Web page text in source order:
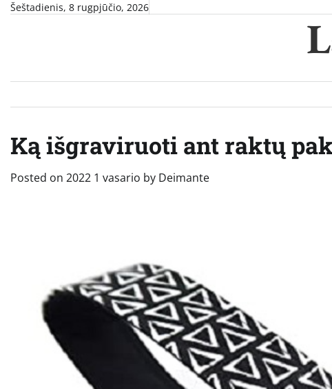
SkipŠeštadienis, 8 rugpjūčio, 2026
Ką išgraviruoti ant raktų
Posted on 2022 1 vasario by Deimante